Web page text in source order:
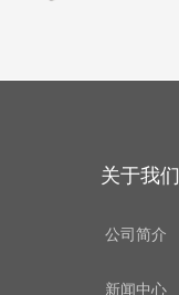
公司简介
新闻中心
关于我们